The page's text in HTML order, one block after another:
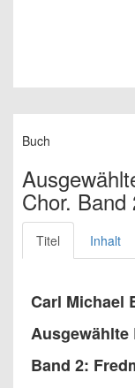
Buch
Chor.
Titel Inhalt
Carl Michael
Ausgewählte
Band 2: